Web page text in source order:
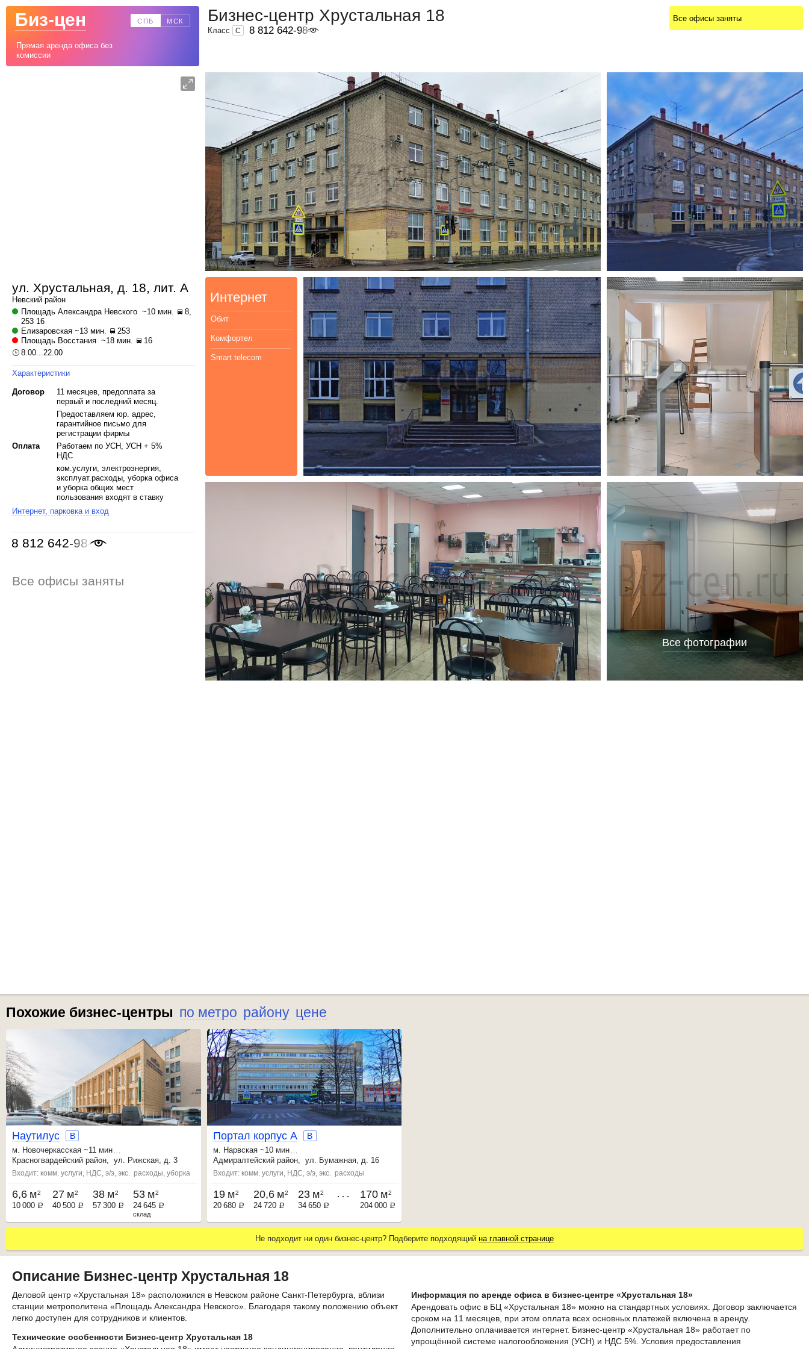
Биз-цен СПБ МСК
Прямая аренда офиса без
комиссии
Все офисы заняты
Бизнес-центр Хрустальная 18
Класс C 8 812 642-98-46
Описание Бизнес-центр Хрустальная 18
Деловой центр «Хрустальная 18» расположился в Невском районе Санкт-Петербурга, вблизи
станции метрополитена «Площадь Александра Невского». Благодаря такому положению объект
легко доступен для сотрудников и клиентов.
Технические особенности Бизнес-центр Хрустальная 18
Информация по аренде офиса в бизнес-центре «Хрустальная 18»
Арендовать офис в БЦ «Хрустальная 18» можно на стандартных условиях. Договор заключается
сроком на 11 месяцев, при этом оплата всех основных платежей включена в аренду.
Дополнительно оплачивается интернет. Бизнес-центр «Хрустальная 18» работает по
упрощённой системе налогообложения (УСН) и НДС 5%. Условия предоставления
ул. Хрустальная, д. 18, лит. А
Невский район
Площадь Александра Невского ~10 мин.
8,
253 16
Елизаровская ~13 мин.
253
Площадь Восстания ~18 мин.
16
8.00...22.00
Характеристики
Договор
11 месяцев, предоплата за
первый и последний месяц.
Предоставляем юр. адрес,
гарантийное письмо для
регистрации фирмы
Оплата
Работаем по УСН, УСН + 5%
НДС
ком.услуги, электроэнергия,
эксплуат.расходы, уборка офиса
и уборка общих мест
пользования входят в ставку
Интернет, парковка и вход
8 812 642-98-46
Все офисы заняты
Интернет
Обит
Комфортел
Smаrt tеlесоm
Все фотографии
Похожие бизнес-центры по метро району цене
Наутилус B
м. Новочеркасская ~11 мин
,Ладожская~14 мин
,Александра Невского пл.~14 мин
Красногвардейский район, ул. Рижская, д. 3
Входит: комм. услуги, НДС, э/э, экс. расходы, уборка
6,6 м2
10 000 a
27 м2
40 500 a
38 м2
57 300 a
53 м2
24 645 a
склад
Портал корпус А B
м. Нарвская~10 мин
,Кировский завод~20 мин
,Фрунзенская~21 мин
Адмиралтейскийрайон, ул. Бумажная, д. 16
Входит: комм. услуги, НДС, э/э, экс. расходы
19 м2
20 680 a
20,6 м2
24 720 a
23 м2
34 650 a
170 м2
204 000 a
Не подходит ни один бизнес-центр? Подберите подходящий на главной странице